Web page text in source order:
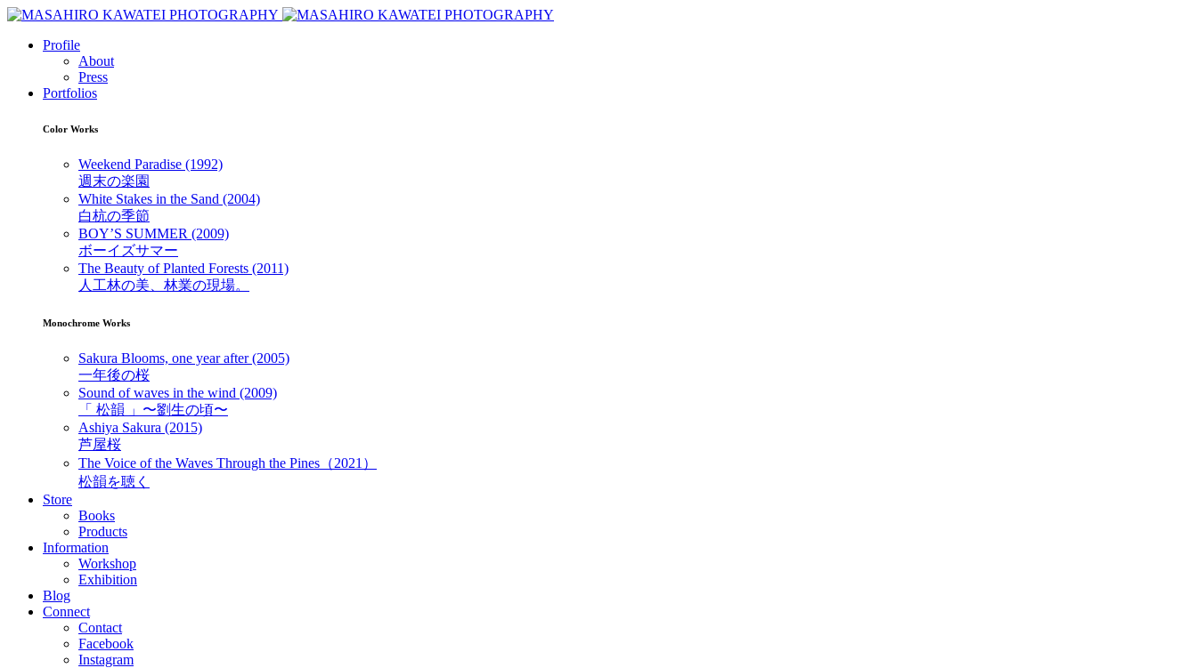
Profile
About
Press
Portfolios
Color Works
Weekend Paradise (1992)
週末の楽園
White Stakes in the Sand (2004)
白杭の季節
BOY’S SUMMER (2009)
ボーイズサマー
The Beauty of Planted Forests (2011)
人工林の美、林業の現場。
Monochrome Works
Sakura Blooms, one year after (2005)
一年後の桜
Sound of waves in the wind (2009)
「 松韻 」〜劉生の頃〜
Ashiya Sakura (2015)
芦屋桜
The Voice of the Waves Through the Pines（2021）
松韻を聴く
Store
Books
Products
Information
Workshop
Exhibition
Blog
Connect
Contact
Facebook
Instagram